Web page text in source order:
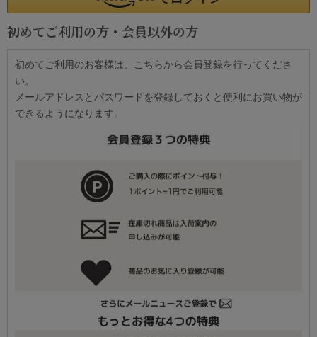
初めてご利用の方・会員以外の方
初めてご利用のお客様は、こちらから会員登録を行ってくださ
い。
メールアドレスとパスワードを登録しておくと便利にお買い物が
できるようになります。